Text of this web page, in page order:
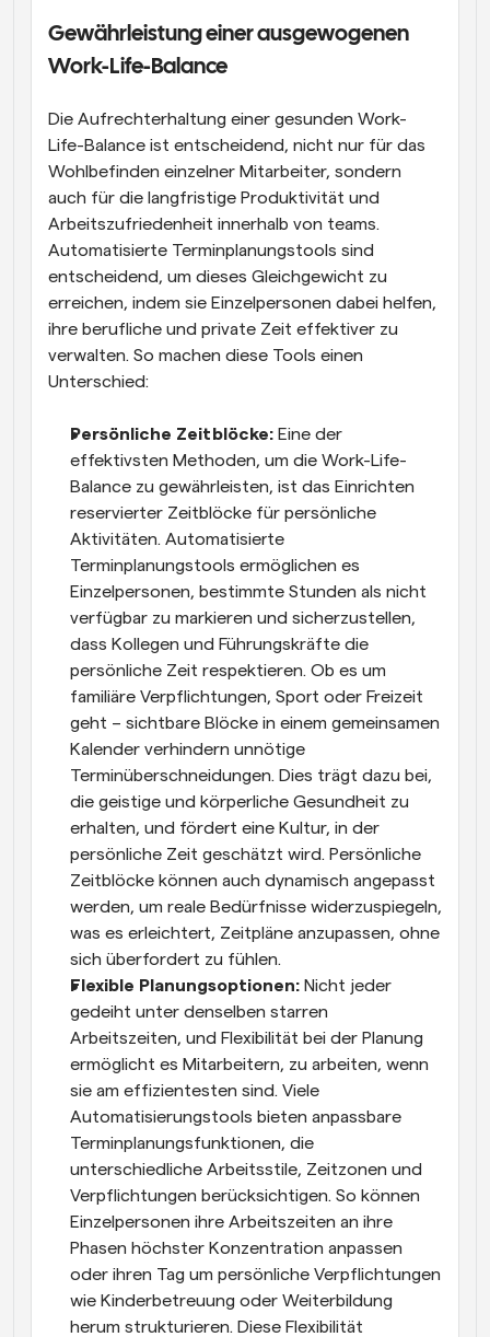
Gewährleistung einer ausgewogenen
Work-Life-Balance
Die Aufrechterhaltung einer gesunden Work-
Life-Balance ist entscheidend, nicht nur für das
Wohlbefinden einzelner Mitarbeiter, sondern
auch für die langfristige Produktivität und
Arbeitszufriedenheit innerhalb von teams.
Automatisierte Terminplanungstools sind
entscheidend, um dieses Gleichgewicht zu
erreichen, indem sie Einzelpersonen dabei helfen,
ihre berufliche und private Zeit effektiver zu
verwalten. So machen diese Tools einen
Unterschied:
Persönliche Zeitblöcke: Eine der
effektivsten Methoden, um die Work-Life-
Balance zu gewährleisten, ist das Einrichten
reservierter Zeitblöcke für persönliche
Aktivitäten. Automatisierte
Terminplanungstools ermöglichen es
Einzelpersonen, bestimmte Stunden als nicht
verfügbar zu markieren und sicherzustellen,
dass Kollegen und Führungskräfte die
persönliche Zeit respektieren. Ob es um
familiäre Verpflichtungen, Sport oder Freizeit
geht – sichtbare Blöcke in einem gemeinsamen
Kalender verhindern unnötige
Terminüberschneidungen. Dies trägt dazu bei,
die geistige und körperliche Gesundheit zu
erhalten, und fördert eine Kultur, in der
persönliche Zeit geschätzt wird. Persönliche
Zeitblöcke können auch dynamisch angepasst
werden, um reale Bedürfnisse widerzuspiegeln,
was es erleichtert, Zeitpläne anzupassen, ohne
sich überfordert zu fühlen.
Flexible Planungsoptionen: Nicht jeder
gedeiht unter denselben starren
Arbeitszeiten, und Flexibilität bei der Planung
ermöglicht es Mitarbeitern, zu arbeiten, wenn
sie am effizientesten sind. Viele
Automatisierungstools bieten anpassbare
Terminplanungsfunktionen, die
unterschiedliche Arbeitsstile, Zeitzonen und
Verpflichtungen berücksichtigen. So können
Einzelpersonen ihre Arbeitszeiten an ihre
Phasen höchster Konzentration anpassen
oder ihren Tag um persönliche Verpflichtungen
wie Kinderbetreuung oder Weiterbildung
herum strukturieren. Diese Flexibilität